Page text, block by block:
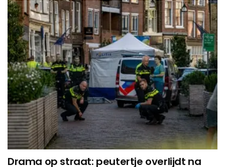
Drama op straat: peutertje overlijdt na